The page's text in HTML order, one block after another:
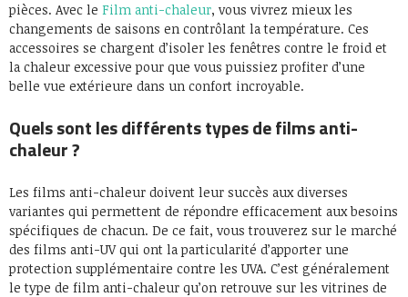
pièces. Avec le Film anti-chaleur, vous vivrez mieux les
changements de saisons en contrôlant la température. Ces
accessoires se chargent d’isoler les fenêtres contre le froid et
la chaleur excessive pour que vous puissiez profiter d’une
belle vue extérieure dans un confort incroyable.
Quels sont les différents types de films anti-
chaleur ?
Les films anti-chaleur doivent leur succès aux diverses
variantes qui permettent de répondre efficacement aux besoins
spécifiques de chacun. De ce fait, vous trouverez sur le marché
des films anti-UV qui ont la particularité d’apporter une
protection supplémentaire contre les UVA. C’est généralement
le type de film anti-chaleur qu’on retrouve sur les vitrines de